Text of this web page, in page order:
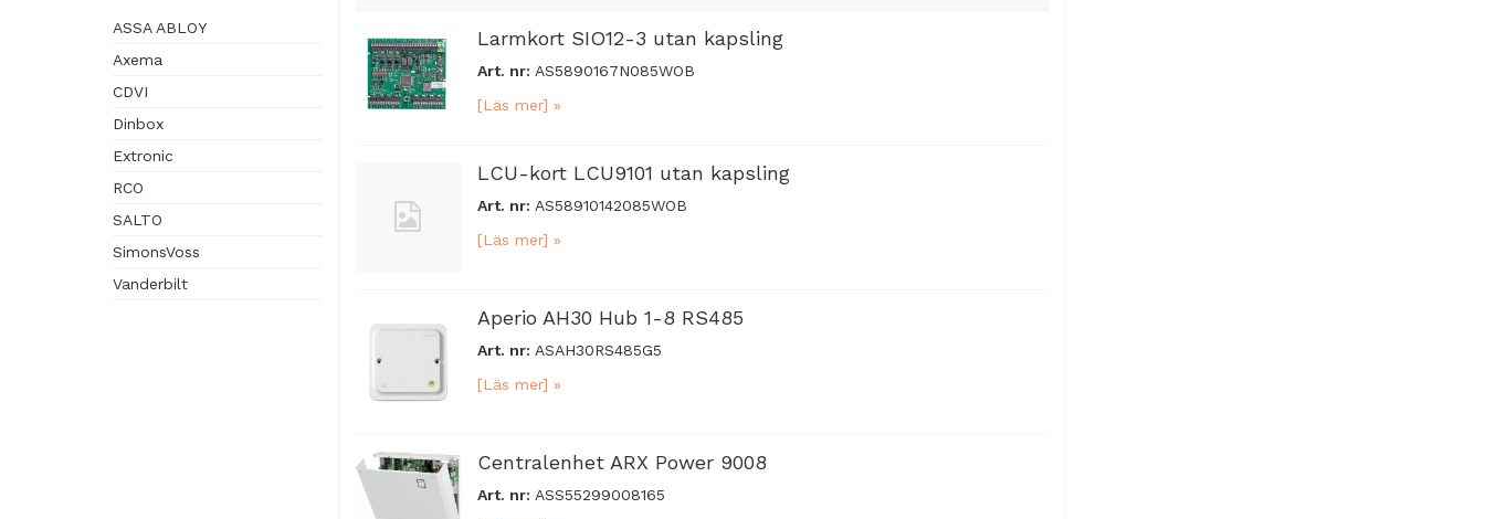
ASSA ABLOY
Axema
CDVI
Dinbox
Extronic
RCO
SALTO
SimonsVoss
Vanderbilt
Larmkort SIO12-3 utan kapsling
Art. nr: AS5890167N085WOB
[Läs mer] »
LCU-kort LCU9101 utan kapsling
Art. nr: AS58910142085WOB
[Läs mer] »
Aperio AH30 Hub 1-8 RS485
Art. nr: ASAH30RS485G5
[Läs mer] »
Centralenhet ARX Power 9008
Art. nr: ASS55299008165